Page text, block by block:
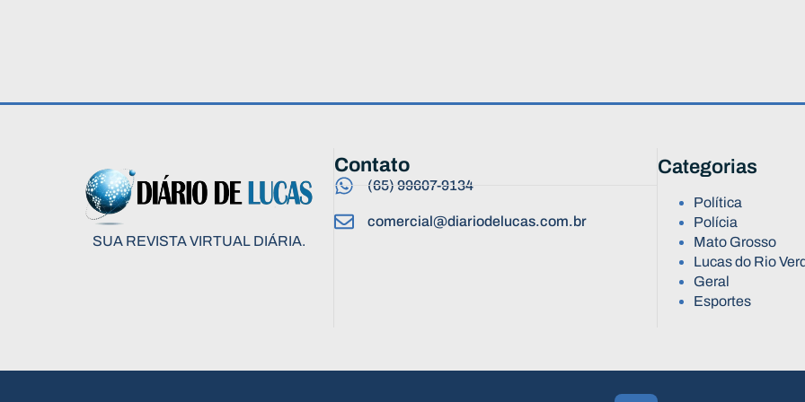
SUA REVISTA VIRTUAL DIÁRIA.
Contato
(65) 99607-9134
comercial@diariodelucas.com.br
Categorias
Política
Polícia
Mato Grosso
Lucas do Rio
Geral
Esportes